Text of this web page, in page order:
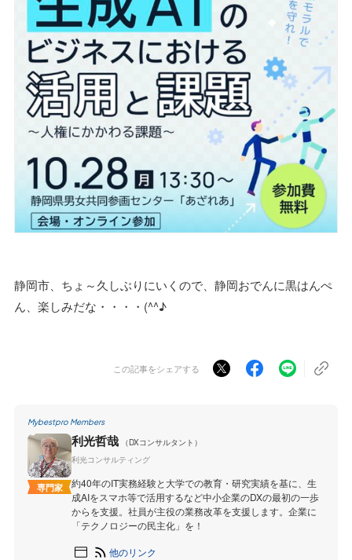
静岡市、ちょ～久しぶりにいくので、静岡おでんに黒はんぺ
ん、楽しみだな・・・・(^^♪
この記事をシェアする
Mybestpro Members
専門家
利光哲哉
（DXコンサルタント）
利光コンサルティング
約40年のIT実務経験と大学での教育・研究実績を基に、生
成AIをスマホ等で活用するなど中小企業のDXの最初の一歩
からを支援。社員が主役の業務改革を支援します。企業に
「テクノロジーの民主化」を！
他のリンク